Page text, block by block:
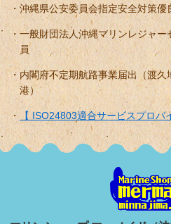
沖縄県公安委員会指定安全対策優
一般財団法人沖縄マリンレジャ
員
内閣府不定期航路事業届出（渡
港）
【 ISO24803適合サービスプロバ